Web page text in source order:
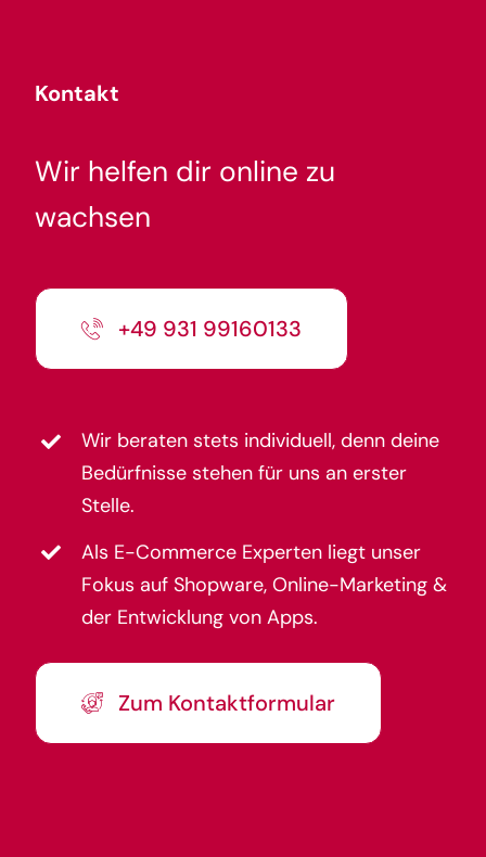
Kontakt
Wir helfen dir online zu
wachsen
+49 931 99160133
Wir beraten stets individuell, denn deine
Bedürfnisse stehen für uns an erster
Stelle.
Als E-Commerce Experten liegt unser
Fokus auf Shopware, Online-Marketing &
der Entwicklung von Apps.
Zum Kontaktformular